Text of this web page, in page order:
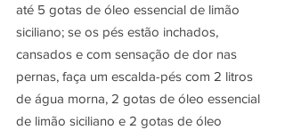
até 5 gotas de óleo essencial de limão
siciliano; se os pés estão inchados,
cansados e com sensação de dor nas
pernas, faça um escalda-pés com 2 litros
de água morna, 2 gotas de óleo essencial
de limão siciliano e 2 gotas de óleo